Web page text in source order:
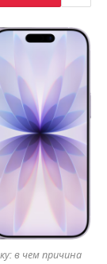
в чем причина